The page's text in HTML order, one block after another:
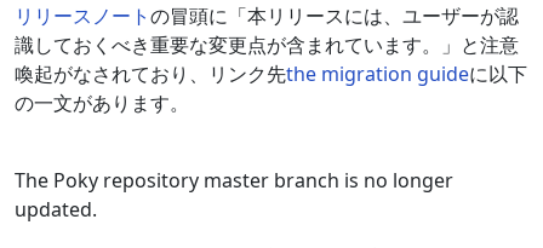
リリースノートの冒頭に「本リリースには、ユーザーが認
識しておくべき重要な変更点が含まれています。」と注意
喚起がなされており、リンク先the migration guideに以下
の一文があります。
The Poky repository master branch is no longer
updated.